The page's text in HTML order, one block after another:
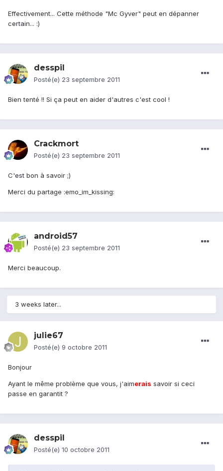
Effectivement... Cette méthode "Mc Gyver" peut en dépanner
certain... :)
desspil
Posté(e) 23 septembre 2011
Bien tenté !! Si ça peut en aider d'autres c'est cool !
Crackmort
Posté(e) 23 septembre 2011
C'est bon à savoir ;)
Merci du partage :emo_im_kissing:
android57
Posté(e) 23 septembre 2011
Merci beaucoup.
3 weeks later...
julie67
Posté(e) 9 octobre 2011
Bonjour
Ayant le même problème que vous, j'aimerais savoir si ceci
passe en garantit ?
desspil
Posté(e) 10 octobre 2011